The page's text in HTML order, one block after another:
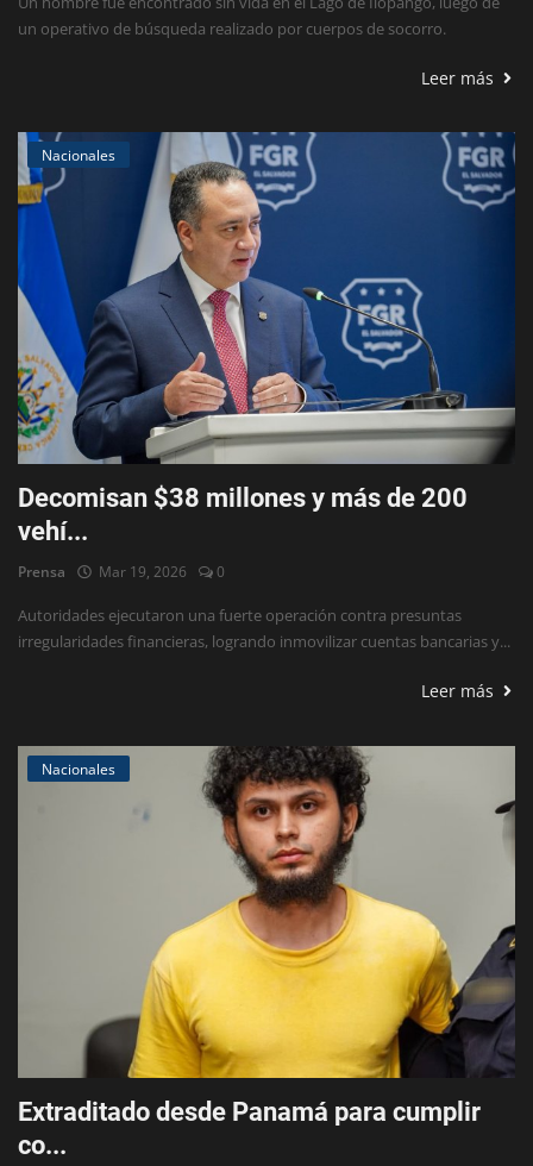
un operativo de búsqueda realizado por cuerpos de socorro.
Leer más
Nacionales
Decomisan $38 millones y más de 200
vehí...
Prensa Mar 19, 2026 0
Autoridades ejecutaron una fuerte operación contra presuntas
irregularidades financieras, logrando inmovilizar cuentas bancarias y...
Leer más
Nacionales
Extraditado desde Panamá para cumplir
co...